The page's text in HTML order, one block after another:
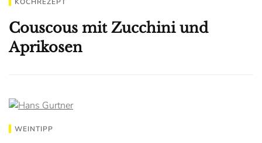
Couscous mit Zucchini und
Aprikosen
WEINTIPP